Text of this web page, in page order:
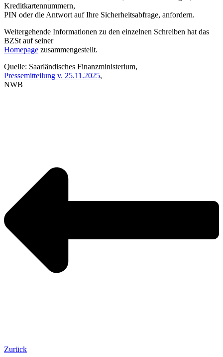
Kreditkartennummern,
PIN oder die Antwort auf Ihre Sicherheitsabfrage, anfordern.
Weitergehende Informationen zu den einzelnen Schreiben hat das
BZSt auf seiner
Homepage zusammengestellt.
Quelle: Saarländisches Finanzministerium,
Pressemitteilung v. 25.11.2025,
NWB
Zurück